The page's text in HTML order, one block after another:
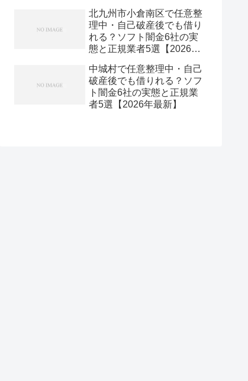
北九州市小倉南区で任意整
理中・自己破産後でも借り
れる？ソフト闇金6社の実
態と正規業者5選【2026年
中城村で任意整理中・自己
破産後でも借りれる？ソフ
ト闇金6社の実態と正規業
者5選【2026年最新】